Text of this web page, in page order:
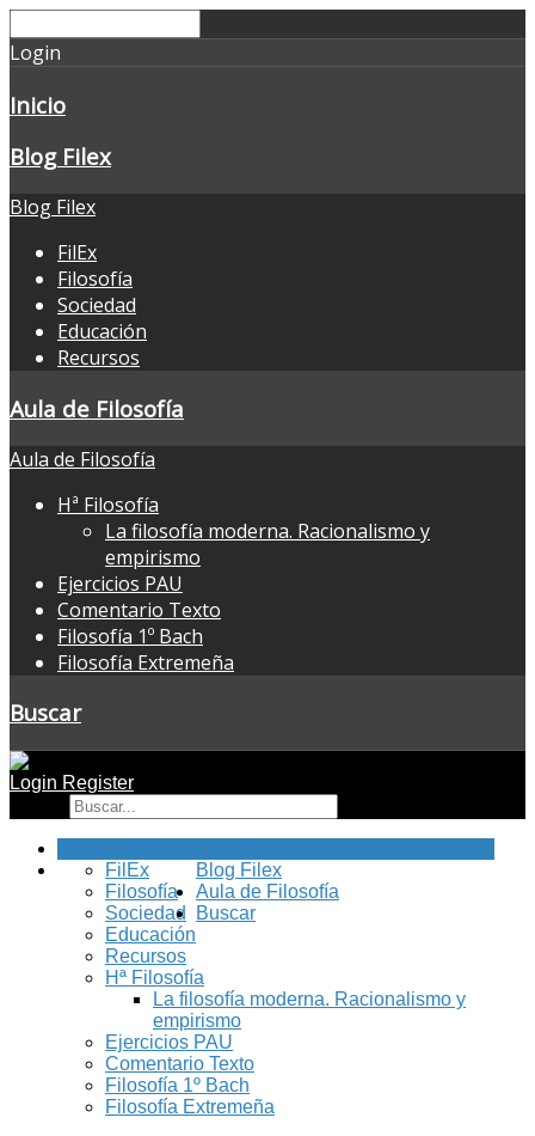
Login
Inicio
Blog Filex
Blog Filex
FilEx
Filosofía
Sociedad
Educación
Recursos
Aula de Filosofía
Aula de Filosofía
Hª Filosofía
La filosofía moderna. Racionalismo y
empirismo
Ejercicios PAU
Comentario Texto
Filosofía 1º Bach
Filosofía Extremeña
Buscar
Login Register
Blog Filex
FilEx
Filosofía
Sociedad
Educación
Recursos
Aula de Filosofía
Hª Filosofía
La filosofía moderna. Racionalismo y
empirismo
Ejercicios PAU
Comentario Texto
Filosofía 1º Bach
Filosofía Extremeña
Buscar